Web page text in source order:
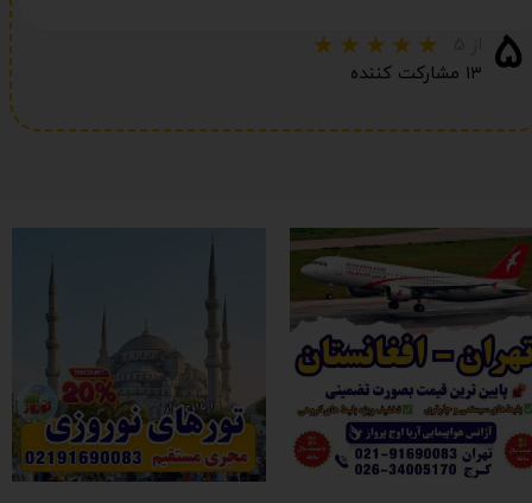
۵ ۱۳ مشارکت کننده